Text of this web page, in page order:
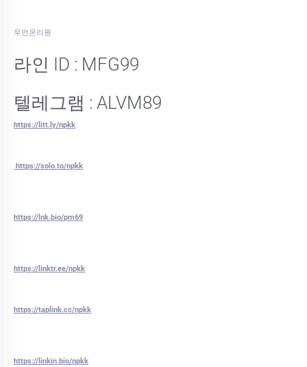
우먼온리원
라인 ID : MFG99
텔레그램 : ALVM89
https://litt.ly/npkk
https://solo.to/npkk
https://lnk.bio/pm69
https://linktr.ee/npkk
https://taplink.cc/npkk
https://linkin.bio/npkk